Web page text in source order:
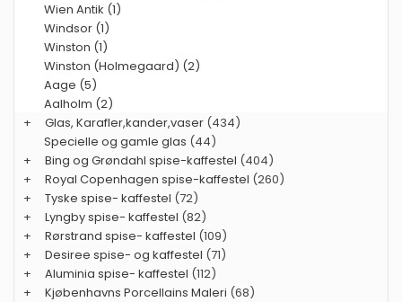
Wien Antik (1)
Windsor (1)
Winston (1)
Winston (Holmegaard) (2)
Aage (5)
Aalholm (2)
+
Glas, Karafler,kander,vaser (434)
Specielle og gamle glas (44)
+
Bing og Grøndahl spise-kaffestel (404)
+
Royal Copenhagen spise-kaffestel (260)
+
Tyske spise- kaffestel (72)
+
Lyngby spise- kaffestel (82)
+
Rørstrand spise- kaffestel (109)
+
Desiree spise- og kaffestel (71)
+
Aluminia spise- kaffestel (112)
+
Kjøbenhavns Porcellains Maleri (68)